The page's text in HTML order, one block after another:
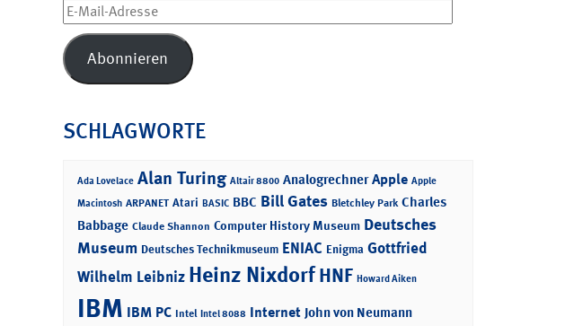
E-
Mail-
Adresse
Abonnieren
SCHLAGWORTE
Ada Lovelace Alan Turing Altair 8800 Analogrechner Apple Apple
Macintosh ARPANET Atari BASIC BBC Bill Gates Bletchley Park Charles
Babbage Claude Shannon Computer History Museum Deutsches
Museum Deutsches Technikmuseum ENIAC Enigma Gottfried
Wilhelm Leibniz Heinz NixdorfHNF Howard Aiken
IBM IBM PC Intel Intel 8088 Internet John von Neumann